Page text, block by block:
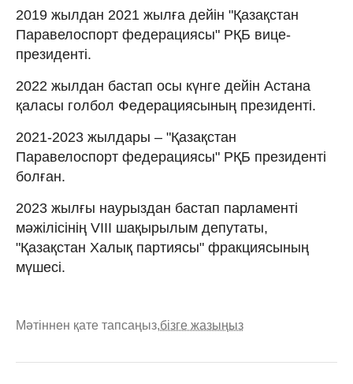
2019 жылдан 2021 жылға дейін "Қазақстан
Паравелоспорт федерациясы" РҚБ вице-
президенті.
2022 жылдан бастап осы күнге дейін Астана
қаласы голбол Федерациясының президенті.
2021-2023 жылдары – "Қазақстан
Паравелоспорт федерациясы" РҚБ президенті
болған.
2023 жылғы наурыздан бастап парламенті
мәжілісінің VIII шақырылым депутаты,
"Қазақстан Халық партиясы" фракциясының
мүшесі.
Мәтіннен қате тапсаңыз,бізге жазыңыз